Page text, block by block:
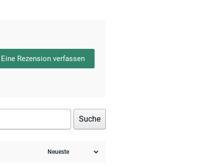
Eine Rezension verfassen
Suche